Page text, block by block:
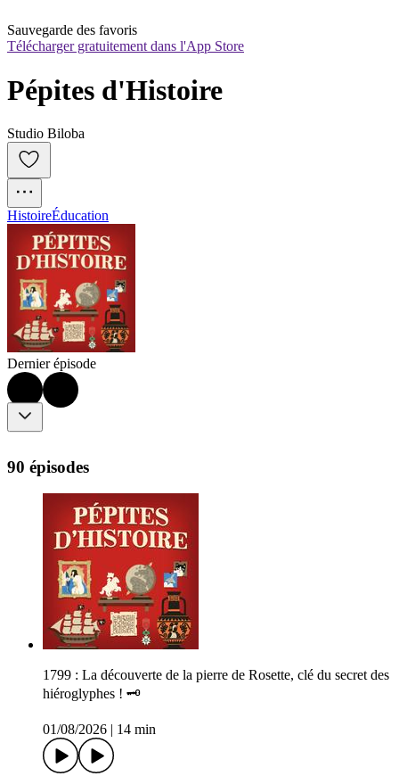
Sauvegarde des favoris
Télécharger gratuitement dans l'App Store
Pépites d'Histoire
Studio Biloba
HistoireÉducation
Dernier épisode
90 épisodes
1799 : La découverte de la pierre de Rosette, clé du secret des
hiéroglyphes ! 🗝️
01/08/2026 14 min